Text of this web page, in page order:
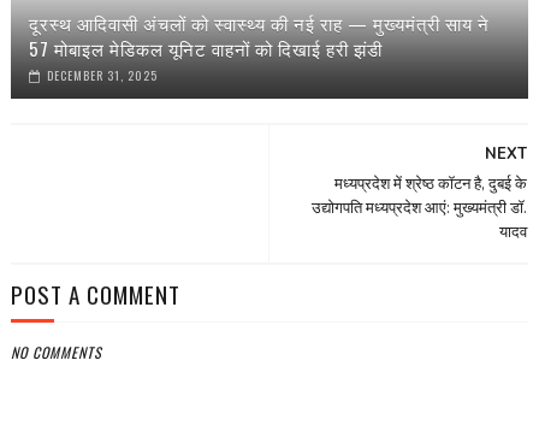
दूरस्थ आदिवासी अंचलों को स्वास्थ्य की नई राह — मुख्यमंत्री साय ने
57 मोबाइल मेडिकल यूनिट वाहनों को दिखाई हरी झंडी
DECEMBER 31, 2025
NEXT
मध्यप्रदेश में श्रेष्ठ कॉटन है, दुबई के
उद्योगपति मध्यप्रदेश आएं: मुख्यमंत्री डॉ.
यादव
POST A COMMENT
NO COMMENTS